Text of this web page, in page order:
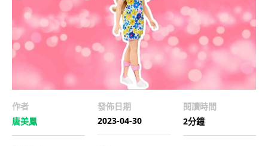
作者
唐美鳳
發佈日期
2023-04-30
閱讀時間
2分鐘